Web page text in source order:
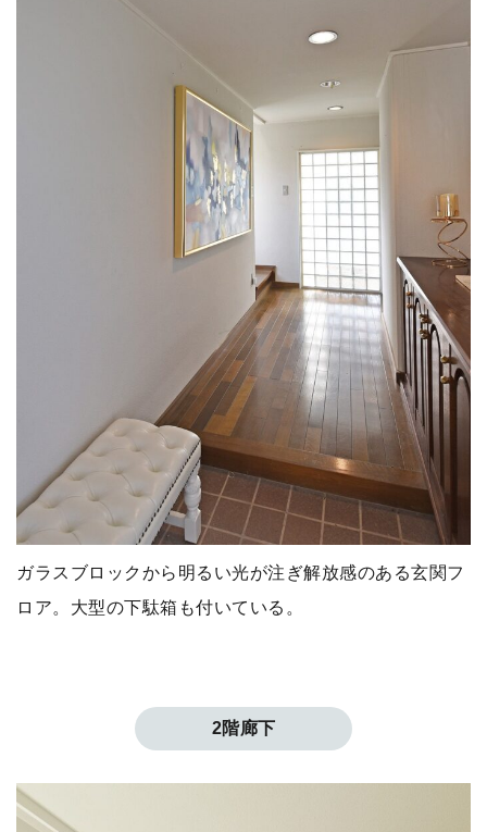
ガラスブロックから明るい光が注ぎ解放感のある玄関フ
ロア。大型の下駄箱も付いている。
2階廊下